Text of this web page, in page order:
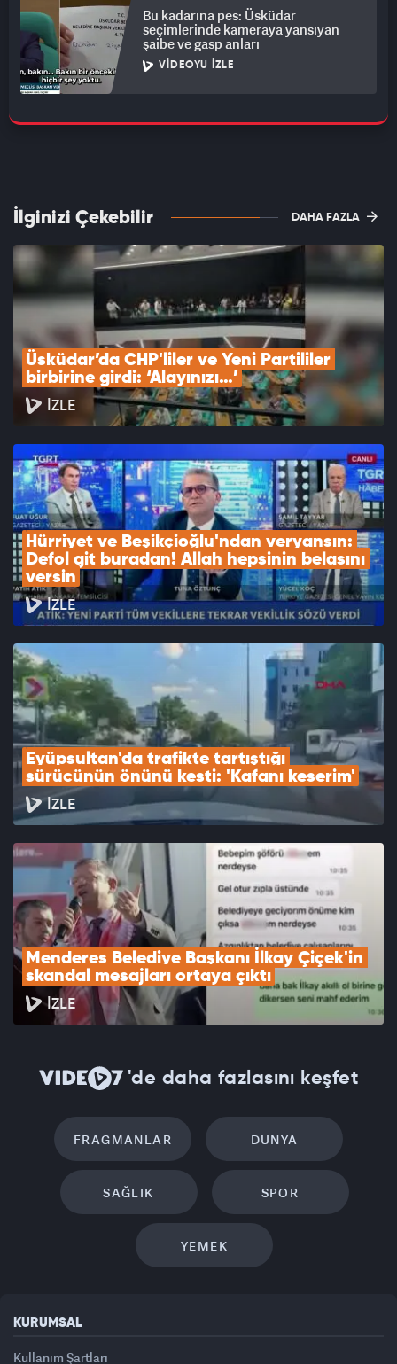
Bu kadarına pes: Üsküdar
seçimlerinde kameraya yansıyan
şaibe ve gasp anları
VIDEOYU İZLE
İlginizi Çekebilir DAHA FAZLA
Üsküdar’da CHP'liler ve Yeni Partililer
birbirine girdi: ‘Alayınızı…’
İZLE
Hürriyet ve Beşikçioğlu'ndan veryansın:
Defol git buradan! Allah hepsinin belasını
versin
İZLE
Eyüpsultan'da trafikte tartıştığı
sürücünün önünü kesti: 'Kafanı keserim'
İZLE
Menderes Belediye Başkanı İlkay Çiçek'in
skandal mesajları ortaya çıktı
İZLE
'de daha fazlasını keşfet
FRAGMANLAR DÜNYA
SAĞLIK SPOR
YEMEK
KURUMSAL
Kullanım Şartları